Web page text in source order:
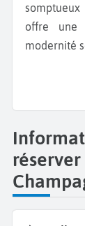
offre une
modernité